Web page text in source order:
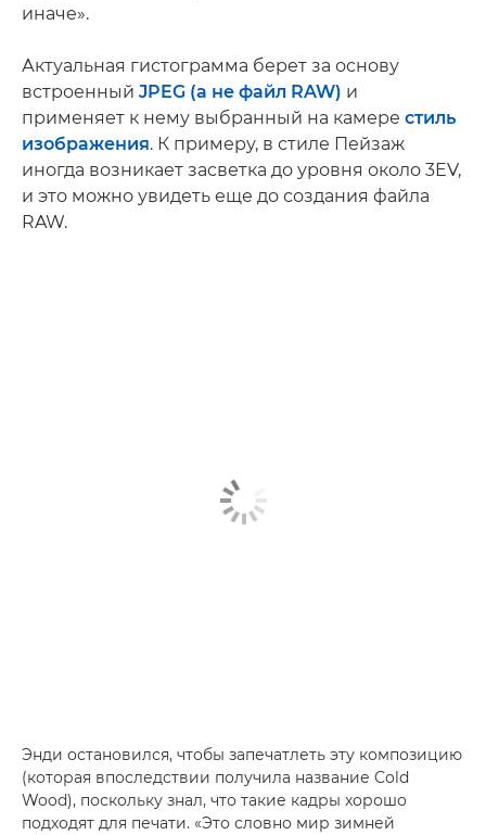
иначе».
Актуальная гистограмма берет за основу
встроенный JPEG (а не файл RAW) и
применяет к нему выбранный на камере стиль
изображения. К примеру, в стиле Пейзаж
иногда возникает засветка до уровня около 3EV,
и это можно увидеть еще до создания файла
RAW.
Энди остановился, чтобы запечатлеть эту композицию
(которая впоследствии получила название Cold
Wood), поскольку знал, что такие кадры хорошо
подходят для печати. «Это словно мир зимней